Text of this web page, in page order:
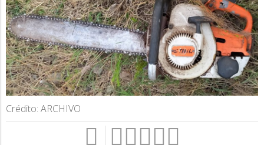
Lun Mar Mié
Crédito: ARCHIVO